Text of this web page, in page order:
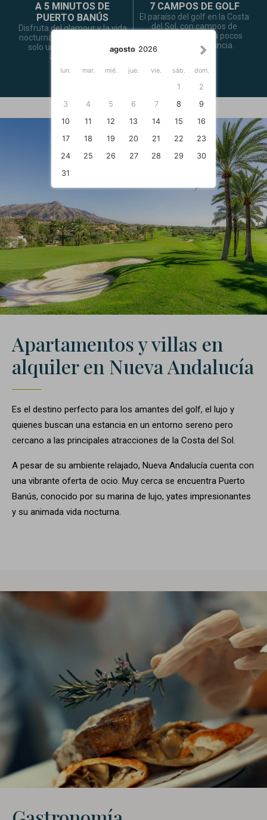
A 5 MINUTOS DE
PUERTO BANÚS
Disfruta del glamour y la vida
nocturna de Puerto Banús, a
solo unos minutos de tu
alojamiento.
7 CAMPOS DE GOLF
El paraíso del golf en la Costa
del Sol, con campos de
prestigio mundial a pocos
minutos de distancia.
Apartamentos y villas en
alquiler en Nueva Andalucía
Es el destino perfecto para los amantes del golf, el lujo y
quienes buscan una estancia en un entorno sereno pero
cercano a las principales atracciones de la Costa del Sol.
A pesar de su ambiente relajado, Nueva Andalucía cuenta con
una vibrante oferta de ocio. Muy cerca se encuentra Puerto
Banús, conocido por su marina de lujo, yates impresionantes
y su animada vida nocturna.
agosto 2026
lun. mar. mié. jue. vie. sáb. dom.
1
2
3
4 5 6 7 8
9
10
11 12 13 14 15
16
17
18 19 20 21 22
23
24
25 26 27 28 29
30
31